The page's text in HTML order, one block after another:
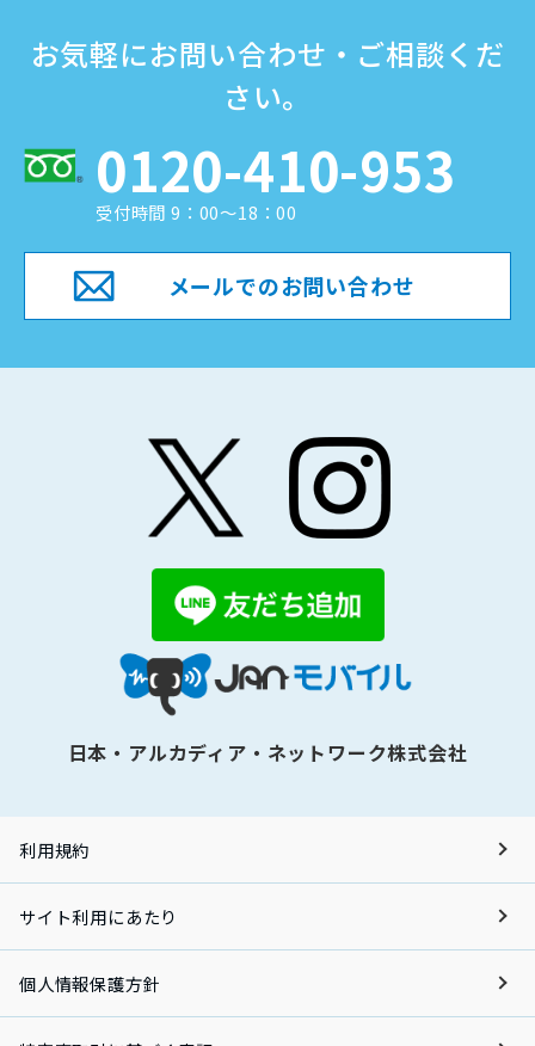
お気軽にお問い合わせ・ご相談くだ
さい。
0120-410-953
受付時間 9：00～18：00
メールでのお問い合わせ
日本・アルカディア・ネットワーク株式会社
利用規約
サイト利用にあたり
個人情報保護方針